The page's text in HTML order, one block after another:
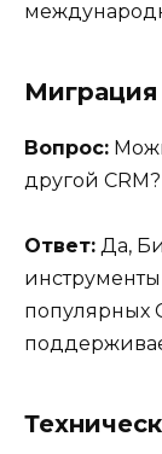
Вопрос:
другой CRM?
Ответ: Да,
популярных